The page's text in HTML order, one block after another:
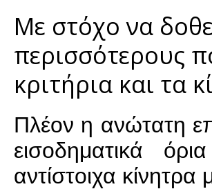
Με στόχο να
περισσότερους
κριτήρια και τα
Πλέον η ανώτατη
εισοδηματικά
αντίστοιχα